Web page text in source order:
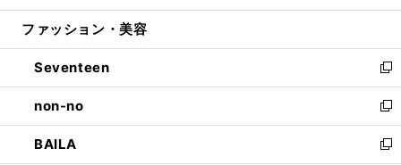
開
ウ
開
く
ン
ウ
で
開
く
ウ
ン
ド
ウ
で
開
く
ファッション・美容
Seventeen
新
し
い
ウ
ィ
non-no
新
し
い
BAILA
新